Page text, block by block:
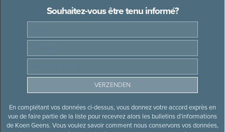
Souhaitez-vous être tenu informé?
En complétant vos données ci-dessus, vous donnez votre accord exprès en
vue de faire partie de la liste pour recevrez alors les bulletins d’informations
de Koen Geens. Vous voulez savoir comment nous conservons vos données,